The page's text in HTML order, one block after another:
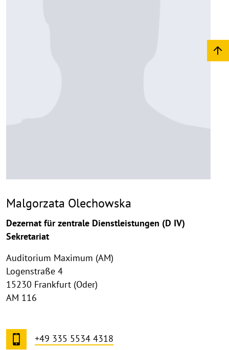
Malgorzata Olechowska
Dezernat für zentrale Dienstleistungen (D IV)
Sekretariat
Auditorium Maximum (AM)
Logenstraße 4
15230 Frankfurt (Oder)
AM 116
+49 335 5534 4318